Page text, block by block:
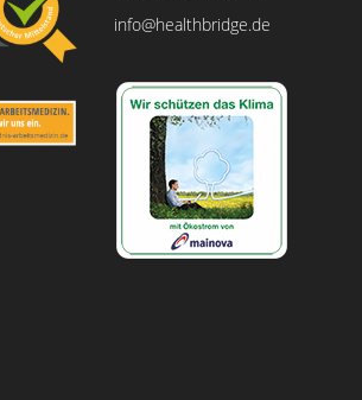
info@healthbridge.de